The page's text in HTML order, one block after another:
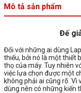
Mô tả sản phẩm
Đế
Đối với những ai dùng
thiếu, bởi nó là một thiết
thọ của máy. Tuy nhiên
việc lựa chọn được một
không phải ai cũng rõ.
dùng nên có những kiến